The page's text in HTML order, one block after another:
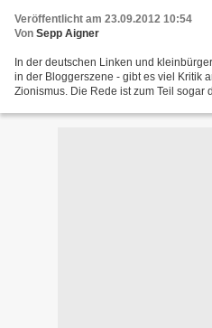
Veröffentlicht am 23.09.2012 10:54
Von Sepp Aigner
In der deutschen Linken und
in der Bloggerszene - gibt es viel Kritik
Zionismus. Die Rede ist zum Teil sogar